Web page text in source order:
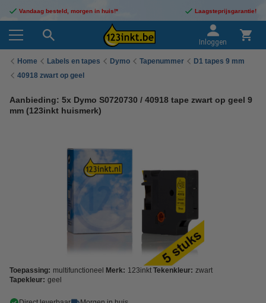
Vandaag besteld, morgen in huis!* Laagsteprijsgarantie!
Inloggen
Home Labels en tapes Dymo Tapenummer
D1 tapes 9 mm
40918 zwart op geel
Aanbieding: 5x Dymo S0720730 / 40918 tape zwart op geel 9
mm (123inkt huismerk)
Toepassing: multifunctioneel Merk: 123inkt Tekenkleur: zwart
Tapekleur: geel